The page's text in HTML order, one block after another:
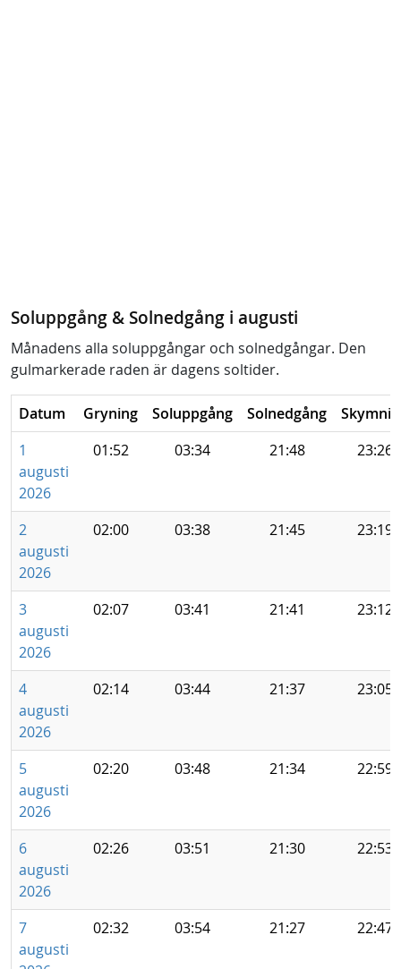
Soluppgång & Solnedgång i augusti
Månadens alla soluppgångar och solnedgångar. Den
gulmarkerade raden är dagens soltider.
Datum Gryning Soluppgång Solnedgång
1
augusti
2026
01:52 03:34 21:48 23:26
2
augusti
2026
02:00 03:38 21:45 23:19
3
augusti
2026
02:07 03:41 21:41 23:12
4
augusti
2026
02:14 03:44 21:37 23:05
5
augusti
2026
02:20 03:48 21:34 22:59
6
augusti
2026
02:26 03:51 21:30 22:53
7
augusti
02:32 03:54 21:27 22:47